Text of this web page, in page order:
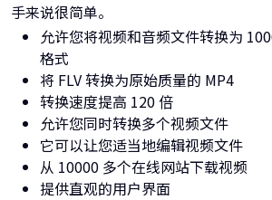
手来说很简单。
允许您将视频和音频文件转换为
格式
将 FLV 转换为原始质量的 MP4
转换速度提高 120 倍
允许您同时转换多个视频文件
它可以让您适当地编辑视频文件
从 10000 多个在线网站下载视频
提供直观的用户界面